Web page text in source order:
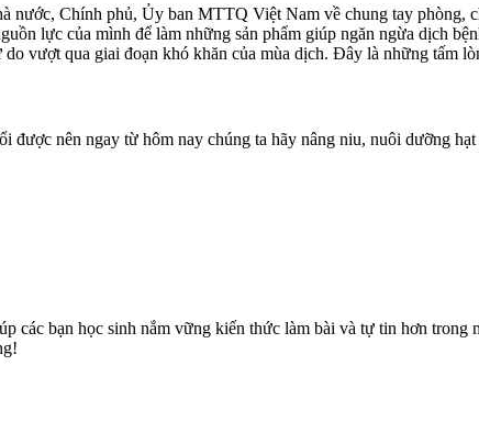
Chính phủ, Ủy ban MTTQ Việt Nam về chung tay phòng,
lực của mình để làm những sản phẩm giúp ngăn ngừa dịch
vượt qua giai đoạn khó khăn của mùa dịch. Đây là những tấm
nên ngay từ hôm nay chúng ta hãy nâng niu, nuôi dưỡng
bạn học sinh nắm vững kiến thức làm bài và tự tin hơn